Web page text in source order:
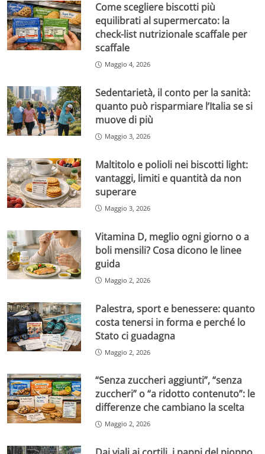
Come scegliere biscotti più
equilibrati al supermercato: la
check-list nutrizionale scaffale per
scaffale
Maggio 4, 2026
Sedentarietà, il conto per la sanità:
quanto può risparmiare l’Italia se si
muove di più
Maggio 3, 2026
Maltitolo e polioli nei biscotti light:
vantaggi, limiti e quantità da non
superare
Maggio 3, 2026
Vitamina D, meglio ogni giorno o a
boli mensili? Cosa dicono le linee
guida
Maggio 2, 2026
Palestra, sport e benessere: quanto
costa tenersi in forma e perché lo
Stato ci guadagna
Maggio 2, 2026
“Senza zuccheri aggiunti”, “senza
zuccheri” o “a ridotto contenuto”: le
differenze che cambiano la scelta
Maggio 2, 2026